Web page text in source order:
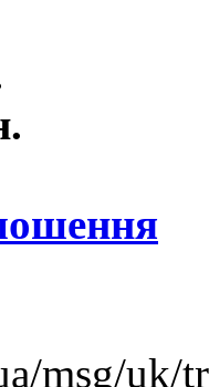
msg/uk/